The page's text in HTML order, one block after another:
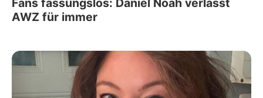
Fans fassungslos: Daniel Noah verlässt
AWZ für immer